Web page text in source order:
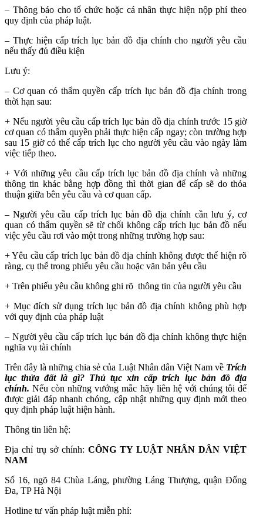
– Thông báo cho tổ chức hoặc cá nhân thực hiện nộp phí theo
quy định của pháp luật.
– Thực hiện cấp trích lục bản đồ địa chính cho người yêu cầu
nếu thấy đủ điều kiện
Lưu ý:
– Cơ quan có thẩm quyền cấp trích lục bản đồ địa chính trong
thời hạn sau:
+ Nếu người yêu cầu cấp trích lục bản đồ địa chính trước 15 giờ
cơ quan có thẩm quyền phải thực hiện cấp ngay; còn trường hợp
sau 15 giờ có thể cấp trích lục cho người yêu cầu vào ngày làm
việc tiếp theo.
+ Với những yêu cầu cấp trích lục bản đồ địa chính và những
thông tin khác bằng hợp đồng thì thời gian để cấp sẽ do thỏa
thuận giữa bên yêu cầu và cơ quan cấp.
– Người yêu cầu cấp trích lục bản đồ địa chính cần lưu ý, cơ
quan có thẩm quyền sẽ từ chối không cấp trích lục bản đồ nếu
việc yêu cầu rơi vào một trong những trường hợp sau:
+ Yêu cầu cấp trích lục bản đồ địa chính không được thể hiện rõ
ràng, cụ thể trong phiếu yêu cầu hoặc văn bản yêu cầu
+ Trên phiếu yêu cầu không ghi rõ thông tin của người yêu cầu
+ Mục đích sử dụng trích lục bản đồ địa chính không phù hợp
với quy định của pháp luật
– Người yêu cầu cấp trích lục bản đồ địa chính không thực hiện
nghĩa vụ tài chính
Trên đây là những chia sẻ của Luật Nhân dân Việt Nam về Trích
lục thửa đất là gì? Thủ tục xin cấp trích lục bản đồ địa
chính. Nếu còn những vướng mắc hãy liên hệ với chúng tôi để
được giải đáp nhanh chóng, cập nhật những quy định mới theo
quy định pháp luật hiện hành.
Thông tin liên hệ:
Địa chỉ trụ sở chính: CÔNG TY LUẬT NHÂN DÂN VIỆT
NAM
Số 16, ngõ 84 Chùa Láng, phường Láng Thượng, quận Đống
Đa, TP Hà Nội
Hotline tư vấn pháp luật miễn phí: